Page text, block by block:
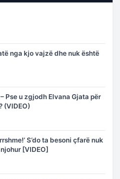
nga kjo vajzë dhe nuk është
Pse u zgjodh Elvana Gjata për
(VIDEO)
S’do ta besoni çfarë nuk
[VIDEO]